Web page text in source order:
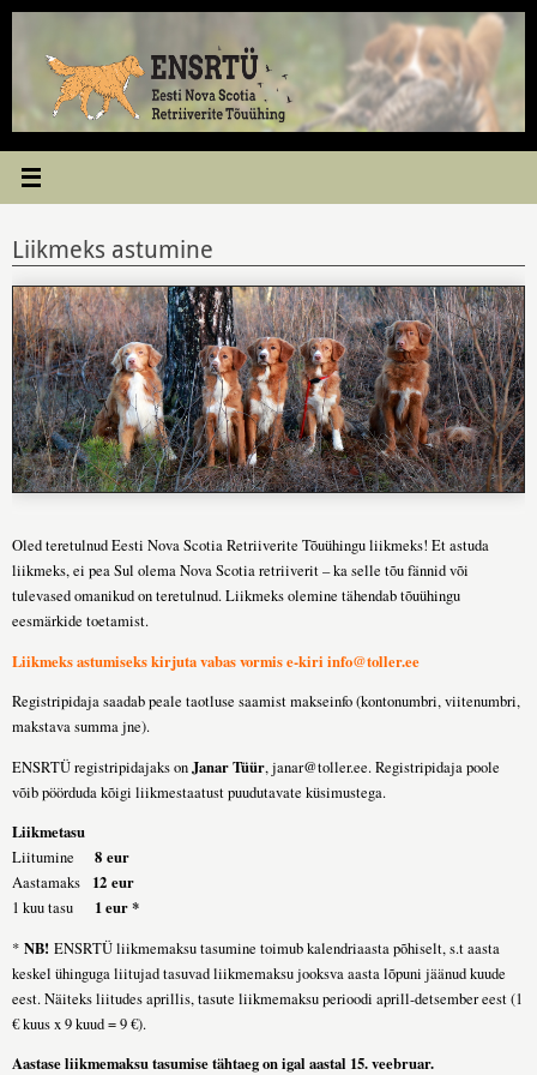
Skip
Liikmeks astumine
Oled teretulnud Eesti Nova Scotia Retriiverite Tõuühingu liikmeks! Et astuda
liikmeks, ei pea Sul olema Nova Scotia retriiverit – ka selle tõu fännid või
tulevased omanikud on teretulnud. Liikmeks olemine tähendab tõuühingu
eesmärkide toetamist.
Liikmeks astumiseks kirjuta vabas vormis e-kiri info@toller.ee
Registripidaja saadab peale taotluse saamist makseinfo (kontonumbri, viitenumbri,
makstava summa jne).
ENSRTÜ registripidajaks onJanar Tüür,janar@toller.ee. Registripidaja poole
võib pöörduda kõigi liikmestaatust puudutavate küsimustega.
Liikmetasu
Liitumine 8 eur
Aastamaks 12 eur
1 kuu tasu 1 eur *
* NB! ENSRTÜ liikmemaksu tasumine toimub kalendriaasta põhiselt, s.t aasta
keskel ühinguga liitujad tasuvad liikmemaksu jooksva aasta lõpuni jäänud kuude
eest. Näiteks liitudes aprillis, tasute liikmemaksu perioodi aprill-detsember eest (1
€ kuus x 9 kuud = 9 €).
Aastase liikmemaksu tasumise tähtaeg on igal aastal 15. veebruar.